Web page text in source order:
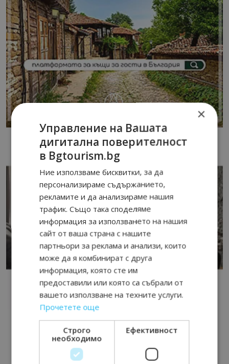
×
Управление на Вашата
дигитална поверителност
в Bgtourism.bg
Ние използваме бисквитки, за да
персонализираме съдържанието,
рекламите и да анализираме нашия
трафик. Също така споделяме
информация за използването на нашия
сайт от ваша страна с нашите
партньори за реклама и анализи, които
може да я комбинират с друга
информация, която сте им
предоставили или която са събрали от
вашето използване на техните услуги.
Прочетете още
Строго
необходимо
Ефективност